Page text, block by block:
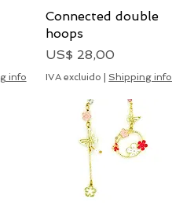
info
Vista rápida
Connected double
hoops
Precio
US$ 28,00
IVA excluido Shipping info